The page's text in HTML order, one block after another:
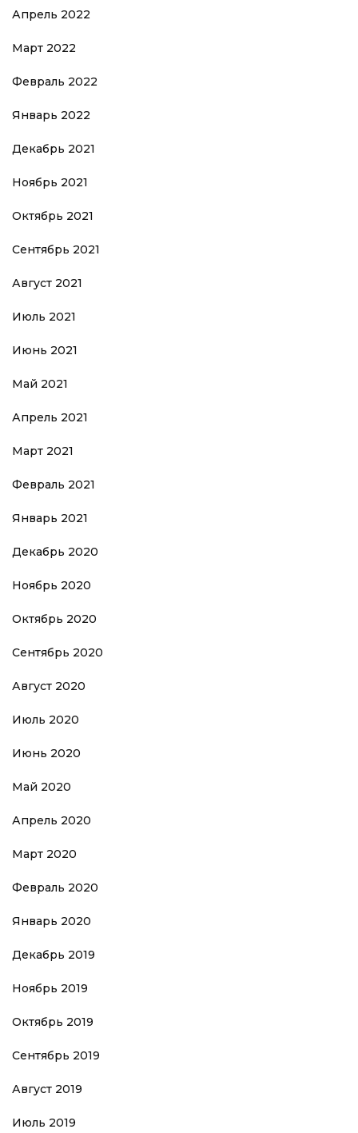
Апрель 2022
Март 2022
Февраль 2022
Январь 2022
Декабрь 2021
Ноябрь 2021
Октябрь 2021
Сентябрь 2021
Август 2021
Июль 2021
Июнь 2021
Май 2021
Апрель 2021
Март 2021
Февраль 2021
Январь 2021
Декабрь 2020
Ноябрь 2020
Октябрь 2020
Сентябрь 2020
Август 2020
Июль 2020
Июнь 2020
Май 2020
Апрель 2020
Март 2020
Февраль 2020
Январь 2020
Декабрь 2019
Ноябрь 2019
Октябрь 2019
Сентябрь 2019
Август 2019
Июль 2019